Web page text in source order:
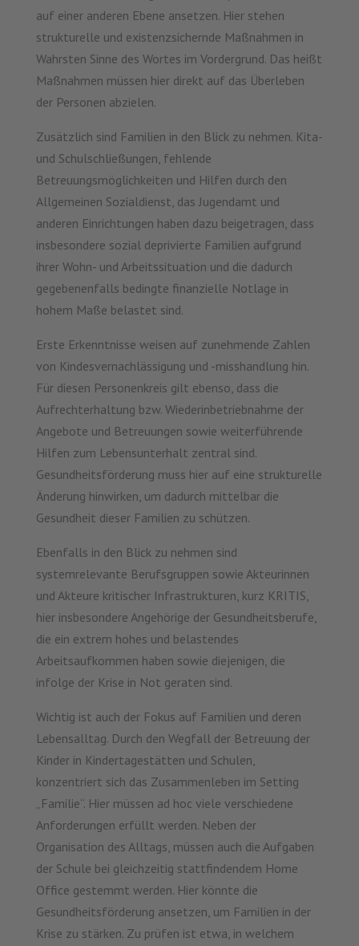
auf einer anderen Ebene ansetzen. Hier stehen
strukturelle und existenzsichernde Maßnahmen in
Wahrsten Sinne des Wortes im Vordergrund. Das heißt
Maßnahmen müssen hier direkt auf das Überleben
der Personen abzielen.
Zusätzlich sind Familien in den Blick zu nehmen. Kita-
und Schulschließungen, fehlende
Betreuungsmöglichkeiten und Hilfen durch den
Allgemeinen Sozialdienst, das Jugendamt und
anderen Einrichtungen haben dazu beigetragen, dass
insbesondere sozial deprivierte Familien aufgrund
ihrer Wohn- und Arbeitssituation und die dadurch
gegebenenfalls bedingte finanzielle Notlage in
hohem Maße belastet sind.
Erste Erkenntnisse weisen auf zunehmende Zahlen
von Kindesvernachlässigung und -misshandlung hin.
Für diesen Personenkreis gilt ebenso, dass die
Aufrechterhaltung bzw. Wiederinbetriebnahme der
Angebote und Betreuungen sowie weiterführende
Hilfen zum Lebensunterhalt zentral sind.
Gesundheitsförderung muss hier auf eine strukturelle
Änderung hinwirken, um dadurch mittelbar die
Gesundheit dieser Familien zu schützen.
Ebenfalls in den Blick zu nehmen sind
systemrelevante Berufsgruppen sowie Akteurinnen
und Akteure kritischer Infrastrukturen, kurz KRITIS,
hier insbesondere Angehörige der Gesundheitsberufe,
die ein extrem hohes und belastendes
Arbeitsaufkommen haben sowie diejenigen, die
infolge der Krise in Not geraten sind.
Wichtig ist auch der Fokus auf Familien und deren
Lebensalltag. Durch den Wegfall der Betreuung der
Kinder in Kindertagestätten und Schulen,
konzentriert sich das Zusammenleben im Setting
„Familie“. Hier müssen ad hoc viele verschiedene
Anforderungen erfüllt werden. Neben der
Organisation des Alltags, müssen auch die Aufgaben
der Schule bei gleichzeitig stattfindendem Home
Office gestemmt werden. Hier könnte die
Gesundheitsförderung ansetzen, um Familien in der
Krise zu stärken. Zu prüfen ist etwa, in welchem